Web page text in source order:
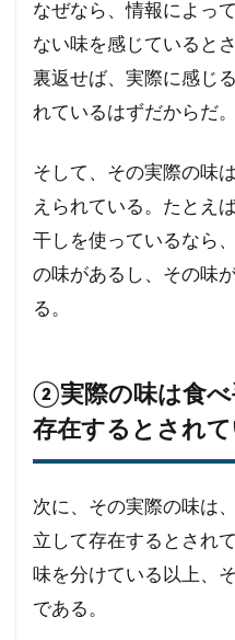
なぜなら、情報によっ
ない味を感じていると
裏返せば、実際に感じ
れているはずだからだ。
そして、その実際の味
えられている。たとえ
干しを使っているなら
の味があるし、その味
る。
②実際の味は食べ
存在するとされて
次に、その実際の味は
立して存在するとされ
味を分けている以上、
である。